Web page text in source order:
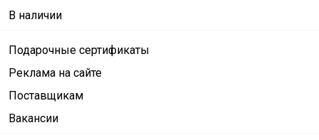
В наличии
Подарочные сертификаты
Реклама на сайте
Поставщикам
Вакансии